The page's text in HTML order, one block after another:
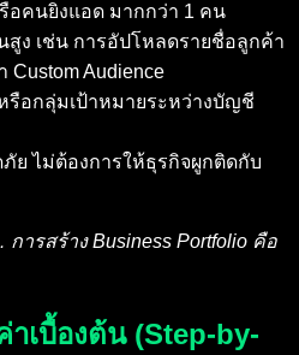
อคนยิงแอด มากกว่า 1 คน
สูง เช่น การอัปโหลดรายชื่อลูกค้า
Custom Audience
รือกลุ่มเป้าหมายระหว่างบัญชี
ย ไม่ต้องการให้ธุรกิจผูกติดกับ
รสร้าง Business Portfolio คือ
เบื้องต้น (Step-by-